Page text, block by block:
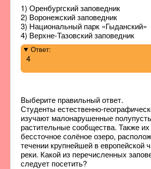
1) Оренбургский заповедник
2) Воронежский заповедник
3) Национальный парк «Гыданский»
4) Верхне-Тазовский заповедник
Ответ:
4
Выберите правильный ответ.
Студенты естественно-
изучают малонарушенные
растительные сообщества. Также их
бессточное солёное озеро,
течении крупнейшей в европейской
реки. Какой из перечисленных
следует посетить?